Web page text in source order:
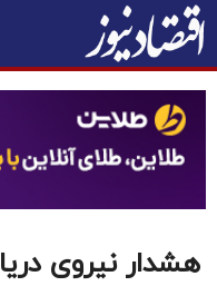
هشدار نیروی